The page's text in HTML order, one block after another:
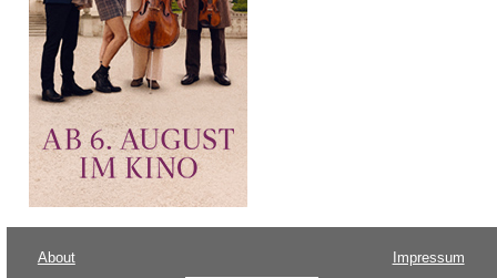
About Impressum